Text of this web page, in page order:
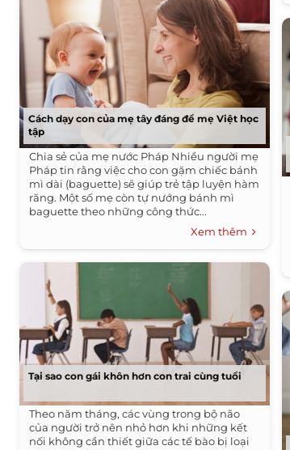
Cách dạy con của mẹ tây đáng để mẹ Việt học
tập
Chia sẻ của mẹ nước Pháp Nhiều người mẹ
Pháp tin rằng việc cho con gặm chiếc bánh
mì dài (baguette) sẽ giúp trẻ tập luyện hàm
răng. Một số mẹ còn tự nướng bánh mì
baguette theo những công thức...
Xem thêm
Tại sao con gái khôn hơn con trai cùng tuổi
Theo năm tháng, các vùng trong bộ não
của người trở nên nhỏ hơn khi những kết
nối không cần thiết giữa các tế bào bị loại